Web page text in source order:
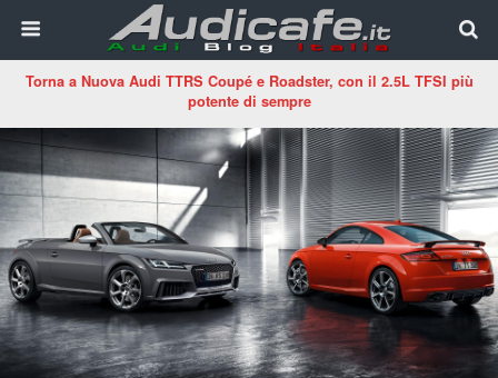
Torna a Nuova Audi TTRS Coupé e Roadster, con il 2.5L TFSI più
potente di sempre